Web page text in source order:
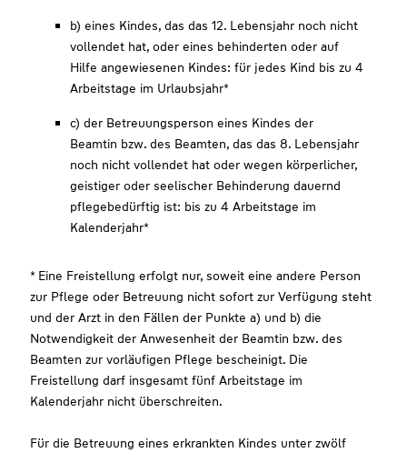
b) eines Kindes, das das 12. Lebensjahr noch nicht
vollendet hat, oder eines behinderten oder auf
Hilfe angewiesenen Kindes: für jedes Kind bis zu 4
Arbeitstage im Urlaubsjahr*
c) der Betreuungsperson eines Kindes der
Beamtin bzw. des Beamten, das das 8. Lebensjahr
noch nicht vollendet hat oder wegen körperlicher,
geistiger oder seelischer Behinderung dauernd
pflegebedürftig ist: bis zu 4 Arbeitstage im
Kalenderjahr*
* Eine Freistellung erfolgt nur, soweit eine andere Person
zur Pflege oder Betreuung nicht sofort zur Verfügung steht
und der Arzt in den Fällen der Punkte a) und b) die
Notwendigkeit der Anwesenheit der Beamtin bzw. des
Beamten zur vorläufigen Pflege bescheinigt. Die
Freistellung darf insgesamt fünf Arbeitstage im
Kalenderjahr nicht überschreiten.
Für die Betreuung eines erkrankten Kindes unter zwölf